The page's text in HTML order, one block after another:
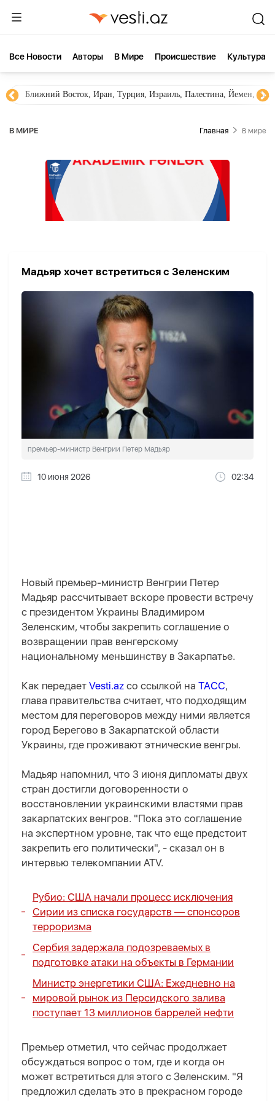
Все Новости Aвторы В Мире Происшествие Культура
Ближний Восток, Иран, Турция, Израиль, Палестина, Йемен,
В МИРЕ Главная В мире
Мадьяр хочет встретиться с Зеленским
премьер-министр Венгрии Петер Мадьяр
10 июня 2026 02:34
Новый премьер-министр Венгрии Петер
Мадьяр рассчитывает вскоре провести встречу
с президентом Украины Владимиром
Зеленским, чтобы закрепить соглашение о
возвращении прав венгерскому
национальному меньшинству в Закарпатье.
Как передает Vesti.az со ссылкой на ТАСС,
глава правительства считает, что подходящим
местом для переговоров между ними является
город Берегово в Закарпатской области
Украины, где проживают этнические венгры.
Мадьяр напомнил, что 3 июня дипломаты двух
стран достигли договоренности о
восстановлении украинскими властями прав
закарпатских венгров. "Пока это соглашение
на экспертном уровне, так что еще предстоит
закрепить его политически", - сказал он в
интервью телекомпании ATV.
Рубио: США начали процесс исключения
Сирии из списка государств — спонсоров
терроризма
Сербия задержала подозреваемых в
подготовке атаки на объекты в Германии
Министр энергетики США: Ежедневно на
мировой рынок из Персидского залива
поступает 13 миллионов баррелей нефти
Премьер отметил, что сейчас продолжает
обсуждаться вопрос о том, где и когда он
может встретиться для этого с Зеленским. "Я
предложил сделать это в прекрасном городе